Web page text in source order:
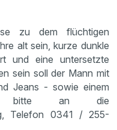
zu dem flüchtigen
alt sein, kurze dunkle
und eine untersetzte
sein soll der Mann mit
Jeans - sowie einem
bitte an die
Telefon 0341 / 255-